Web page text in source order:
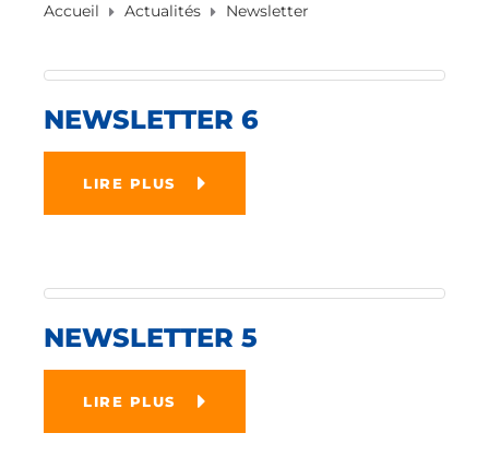
Accueil Actualités Newsletter
NEWSLETTER 6
LIRE PLUS
NEWSLETTER 5
LIRE PLUS